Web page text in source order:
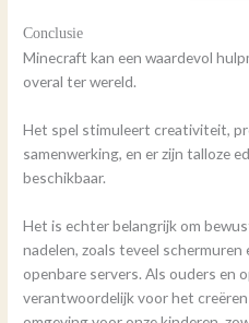
Conclusie
Minecraft kan een waardevol
overal ter wereld.
Het spel stimuleert creativiteit,
samenwerking, en er zijn talloze
beschikbaar.
Het is echter belangrijk om
nadelen, zoals teveel schermuren
openbare servers. Als ouders en
verantwoordelijk voor het